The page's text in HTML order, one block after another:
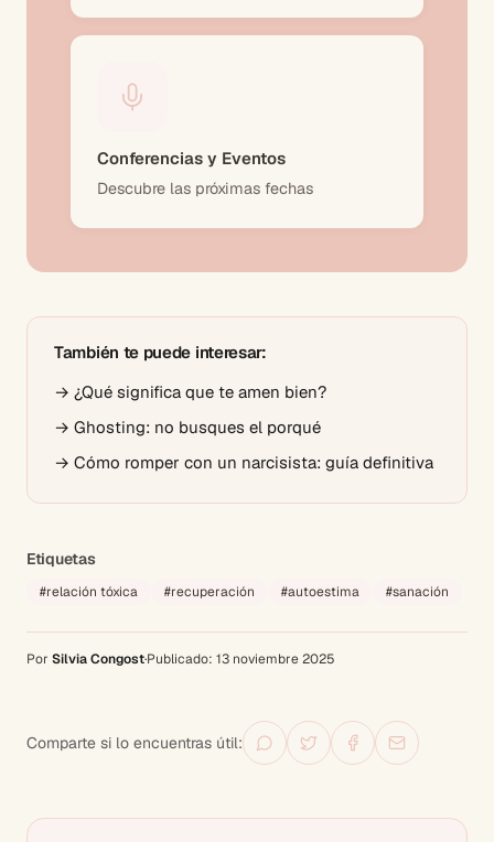
Conferencias y Eventos
Descubre las próximas fechas
También te puede interesar:
→ ¿Qué significa que te amen bien?
→ Ghosting: no busques el porqué
→ Cómo romper con un narcisista: guía definitiva
Etiquetas
#relación tóxica #recuperación #autoestima #sanación
Por Silvia Congost·Publicado: 13 noviembre 2025
Comparte si lo encuentras útil: